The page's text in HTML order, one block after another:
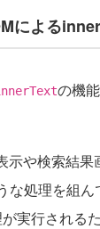
による
の機
示や検索結
な処理を組
実行されるた